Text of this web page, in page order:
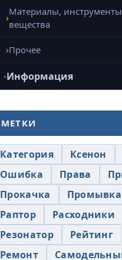
Материалы,
вещества
Прочее
Информация
МЕТКИ
Категория Ксенон
Ошибка
Права
Прокачка
Промывка
Раптор
Расходники
Резонатор
Рейтинг
Ремонт